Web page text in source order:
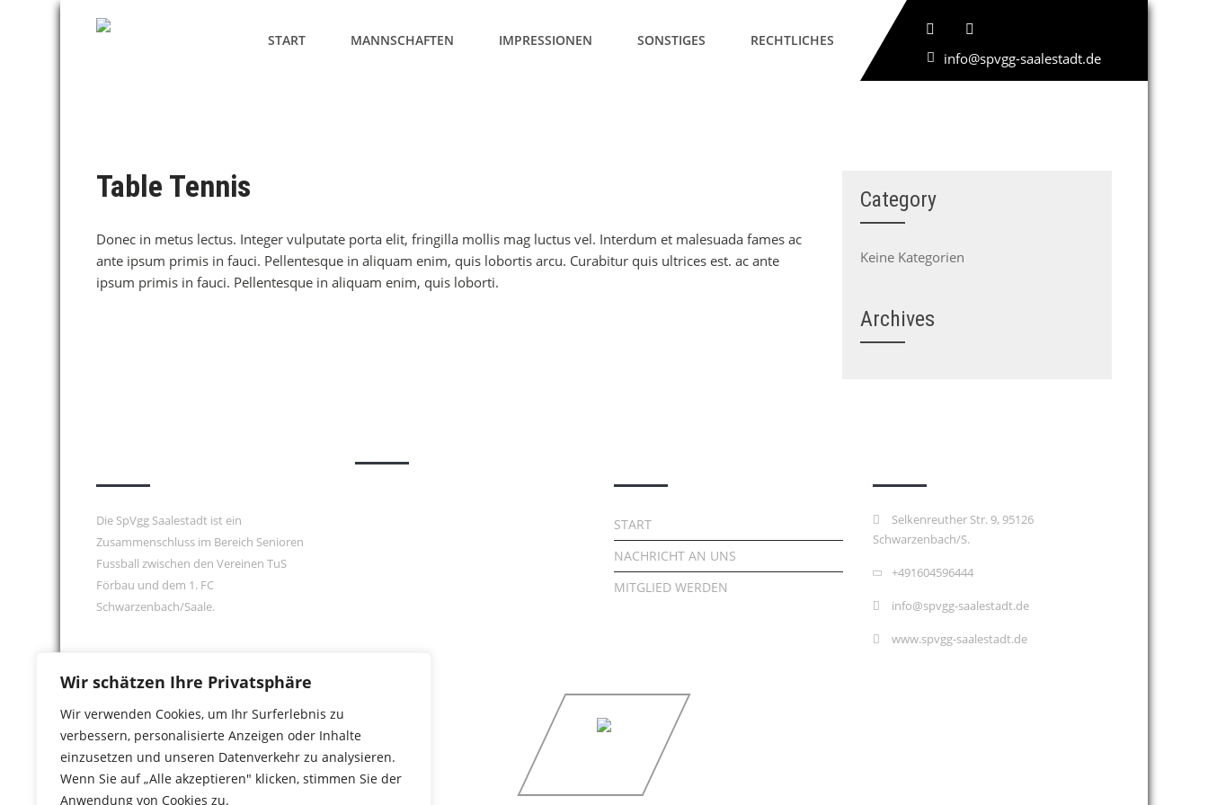
Wir schätzen Ihre Privatsphäre
Wir verwenden Cookies, um Ihr Surferlebnis zu
verbessern, personalisierte Anzeigen oder Inhalte
einzusetzen und unseren Datenverkehr zu analysieren.
Wenn Sie auf „Alle akzeptieren" klicken, stimmen Sie der
Anwendung von Cookies zu.
info@spvgg-saalestadt.de
START MANNSCHAFTEN IMPRESSIONEN SONSTIGES RECHTLICHES
Table Tennis
Donec in metus lectus. Integer vulputate porta elit, fringilla mollis mag luctus vel. Interdum et malesuada fames ac
ante ipsum primis in fauci. Pellentesque in aliquam enim, quis lobortis arcu. Curabitur quis ultrices est. ac ante
ipsum primis in fauci. Pellentesque in aliquam enim, quis loborti.
Category
Keine Kategorien
Archives
Die SpVgg Saalestadt ist ein
Zusammenschluss im Bereich Senioren
Fussball zwischen den Vereinen TuS
Förbau und dem 1. FC
Schwarzenbach/Saale.
START
NACHRICHT AN UNS
MITGLIED WERDEN
Selkenreuther Str. 9, 95126
Schwarzenbach/S.
+491604596444
info@spvgg-saalestadt.de
www.spvgg-saalestadt.de